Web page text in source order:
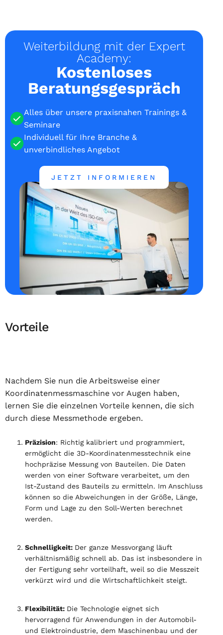
Weiterbildung mit der Expert
Academy:
Kostenloses
Beratungsgespräch
Alles über unsere praxisnahen Trainings &
Seminare
Individuell für Ihre Branche &
unverbindliches Angebot
JETZT INFORMIEREN
Vorteile
Nachdem Sie nun die Arbeitsweise einer
Koordinatenmessmaschine vor Augen haben,
lernen Sie die einzelnen Vorteile kennen, die sich
durch diese Messmethode ergeben.
Präzision: Richtig kalibriert und programmiert,
ermöglicht die 3D-Koordinatenmesstechnik eine
hochpräzise Messung von Bauteilen. Die Daten
werden von einer Software verarbeitet, um den
Ist-Zustand des Bauteils zu ermitteln. Im Anschluss
können so die Abweichungen in der Größe, Länge,
Form und Lage zu den Soll-Werten berechnet
werden.
Schnelligkeit: Der ganze Messvorgang läuft
verhältnismäßig schnell ab. Das ist insbesondere in
der Fertigung sehr vorteilhaft, weil so die Messzeit
verkürzt wird und die Wirtschaftlichkeit steigt.
Flexibilität: Die Technologie eignet sich
hervorragend für Anwendungen in der Automobil-
und Elektroindustrie, dem Maschinenbau und der